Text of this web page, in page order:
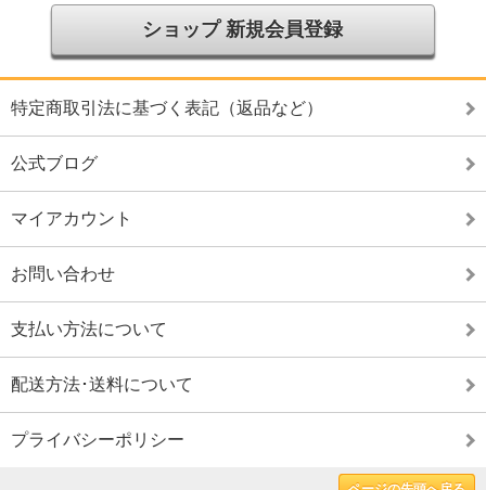
ショップ 新規会員登録
特定商取引法に基づく表記（返品など）
公式ブログ
マイアカウント
お問い合わせ
支払い方法について
配送方法･送料について
プライバシーポリシー